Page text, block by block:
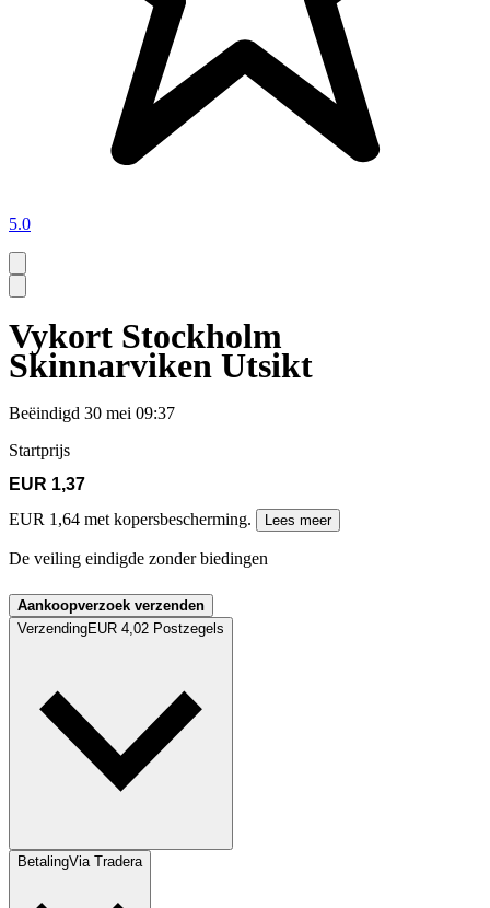
5.0
Vykort Stockholm
Skinnarviken Utsikt
Beëindigd 30 mei 09:37
Startprijs
EUR 1,37
EUR 1,64 met kopersbescherming.
Lees meer
De veiling eindigde zonder biedingen
Aankoopverzoek verzenden
VerzendingEUR 4,02 Postzegels
BetalingVia Tradera